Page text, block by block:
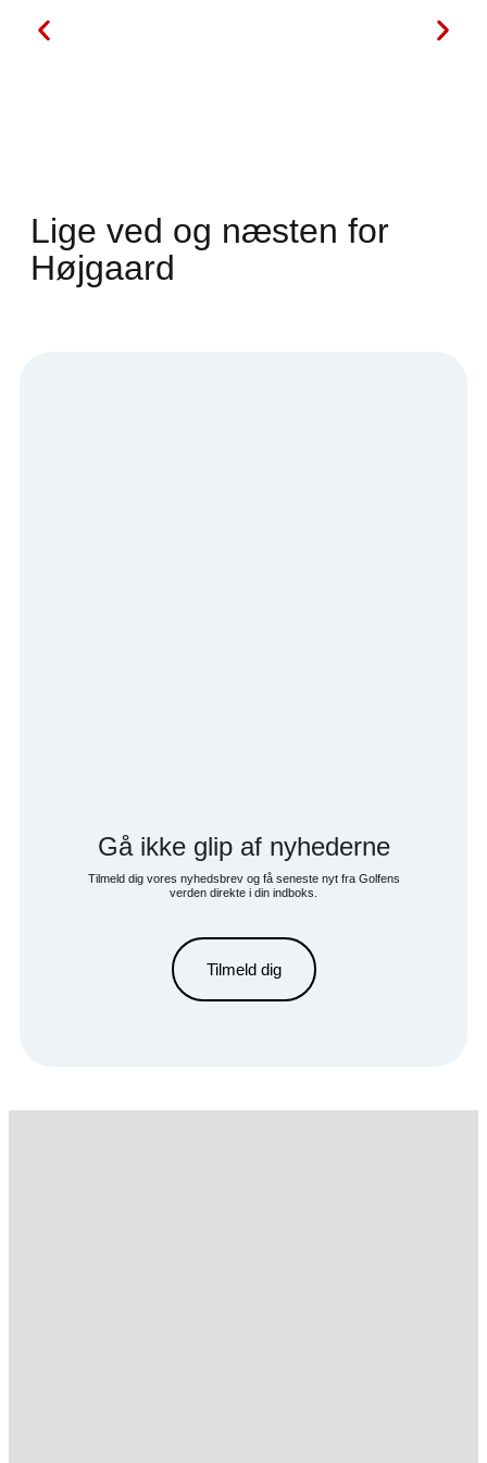
Lige ved og næsten for
Højgaard
Gå ikke glip af nyhederne
Tilmeld dig vores nyhedsbrev og få seneste nyt fra Golfens
verden direkte i din indboks.
Tilmeld dig